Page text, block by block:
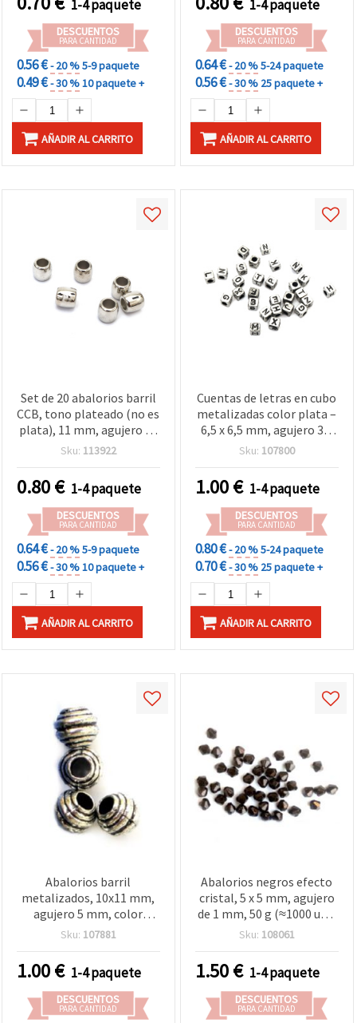
1-4 paquete
DESCUENTOS
PARA CANTIDAD
0.56 €- 20 %5-9 paquete
0.49 €- 30 %10 paquete +
AÑADIR AL CARRITO
1-4 paquete
DESCUENTOS
PARA CANTIDAD
0.64 €- 20 %5-24 paquete
0.56 €- 30 % 25 paquete +
AÑADIR AL CARRITO
Set de 20 abalorios barril
CCB, tono plateado (no es
plata), 11 mm, agujero de
6 mm – para hacer
Sku: 113922
0.80€ 1-4 paquete
DESCUENTOS
PARA CANTIDAD
0.64 €- 20 %5-9 paquete
0.56 €- 30 %10 paquete +
AÑADIR AL CARRITO
Cuentas de letras en cubo
metalizadas color plata –
6,5 x 6,5 mm, agujero 3,5
mm, aprox. 110 uds (20 g)
personalizada, pulseras y
proyectos DIY de
manualidades
Sku: 107800
1.00€ 1-4 paquete
DESCUENTOS
PARA CANTIDAD
0.80 €- 20 %5-24 paquete
0.70 €- 30 % 25 paquete +
AÑADIR AL CARRITO
Abalorios barril
metalizados, 10x11 mm,
agujero 5 mm, color
plata, 20 g (~40 uds)
Sku: 107881
1.00€ 1-4 paquete
DESCUENTOS
PARA CANTIDAD
Abalorios negros efecto
cristal, 5 x 5 mm, agujero
de 1 mm, 50 g (≈1000 uds)
– para bisutería,
manualidades
Sku: 108061
1.50€ 1-4 paquete
DESCUENTOS
PARA CANTIDAD